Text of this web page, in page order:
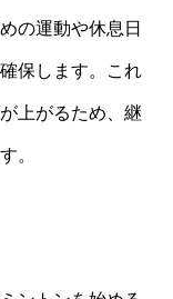
の運動や休息日
保します。これ
上がるため、継
。